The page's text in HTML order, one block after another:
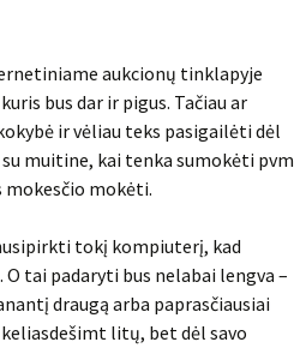
aukcionų tinklapyje
bus dar ir pigus. Tačiau ar
ir vėliau teks pasigailėti dėl
muitine, kai tenka sumokėti pvm
mokėti.
tokį kompiuterį, kad
tai padaryti bus nelabai lengva –
draugą arba paprasčiausiai
litų, bet dėl savo